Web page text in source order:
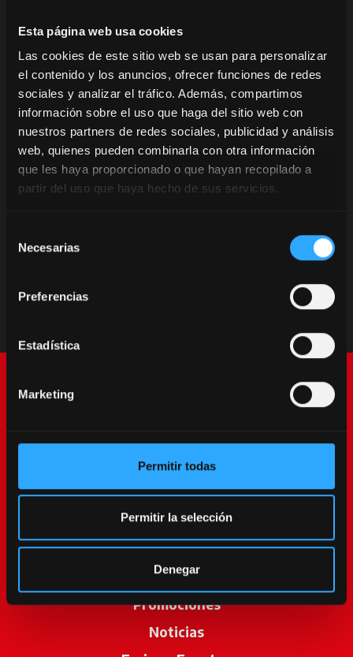
Esta página web usa cookies
Las cookies de este sitio web se usan para personalizar
el contenido y los anuncios, ofrecer funciones de redes
sociales y analizar el tráfico. Además, compartimos
información sobre el uso que haga del sitio web con
nuestros partners de redes sociales, publicidad y análisis
web, quienes pueden combinarla con otra información
que les haya proporcionado o que hayan recopilado a
partir del uso que haya hecho de sus servicios.
Necesarias
Preferencias
Estadística
Marketing
Permitir todas
Permitir la selección
Denegar
McCormick World
Productos
Servicios
Promociones
Noticias